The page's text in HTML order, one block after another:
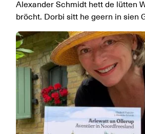
Alexander Schmidt hett de lütten
bröcht. Dorbi sitt he geern in sien